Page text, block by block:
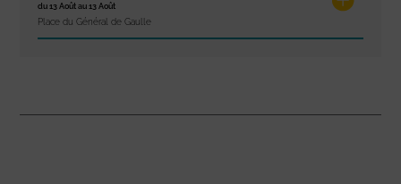
du 13 Août au 13 Août
Place du Général de Gaulle